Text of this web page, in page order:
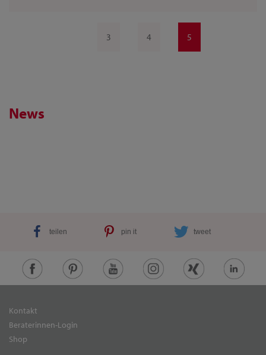
3 4 5
News
teilen pin it tweet
Kontakt
Beraterinnen-Login
Shop